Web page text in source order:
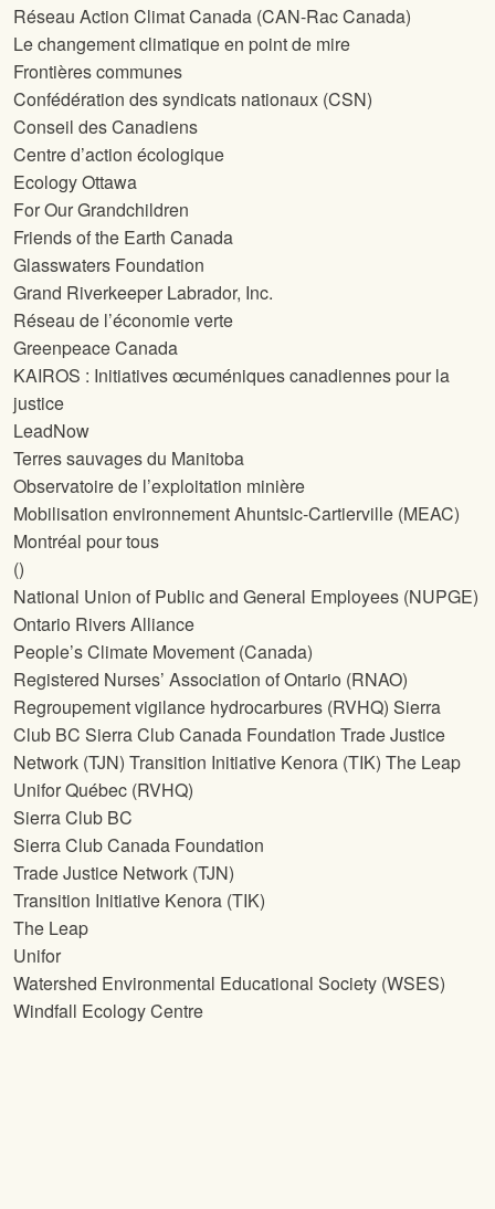
Réseau Action Climat Canada (CAN-Rac Canada)
Le changement climatique en point de mire
Frontières communes
Confédération des syndicats nationaux (CSN)
Conseil des Canadiens
Centre d’action écologique
Ecology Ottawa
For Our Grandchildren
Friends of the Earth Canada
Glasswaters Foundation
Grand Riverkeeper Labrador, Inc.
Réseau de l’économie verte
Greenpeace Canada
KAIROS : Initiatives œcuméniques canadiennes pour la
justice
LeadNow
Terres sauvages du Manitoba
Observatoire de l’exploitation minière
Mobilisation environnement Ahuntsic-Cartierville (MEAC)
Montréal pour tous
()
National Union of Public and General Employees (NUPGE)
Ontario Rivers Alliance
People’s Climate Movement (Canada)
Registered Nurses’ Association of Ontario (RNAO)
Regroupement vigilance hydrocarbures (RVHQ) Sierra
Club BC Sierra Club Canada Foundation Trade Justice
Network (TJN) Transition Initiative Kenora (TIK) The Leap
Unifor Québec (RVHQ)
Sierra Club BC
Sierra Club Canada Foundation
Trade Justice Network (TJN)
Transition Initiative Kenora (TIK)
The Leap
Unifor
Watershed Environmental Educational Society (WSES)
Windfall Ecology Centre